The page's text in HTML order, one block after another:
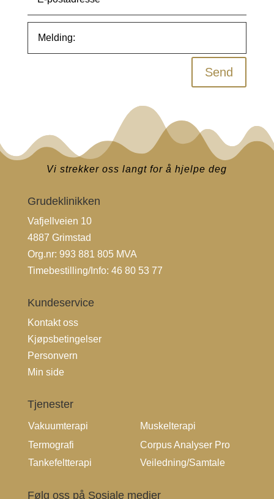
Send
Vi strekker oss langt for å hjelpe deg
Grudeklinikken
Vafjellveien 10
4887 Grimstad
Org.nr: 993 881 805 MVA
Timebestilling/Info: 46 80 53 77
Kundeservice
Kontakt oss
Kjøpsbetingelser
Personvern
Min side
Tjenester
Vakuumterapi
Muskelterapi
Termografi
Corpus Analyser Pro
Tankefeltterapi
Veiledning/Samtale
Følg oss på Sosiale medier